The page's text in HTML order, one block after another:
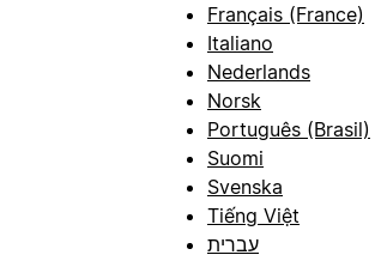
Français (France)
Italiano
Nederlands
Norsk
Português (Brasil)
Suomi
Svenska
Tiếng Việt
עברית